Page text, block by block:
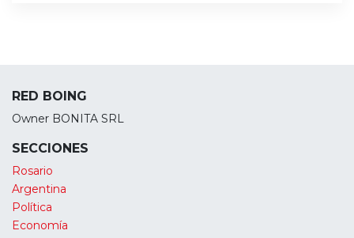
RED BOING
Owner BONITA SRL
SECCIONES
Rosario
Argentina
Política
Economía